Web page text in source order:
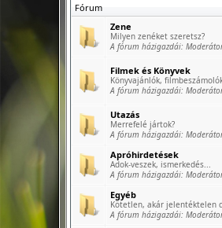
Fórum
Zene
Milyen zenéket szeretsz?
A fórum házigazdái:
Filmek és Könyvek
Könyvajánlók,
A fórum házigazdái:
Utazás
Merrefelé jártok?
A fórum házigazdái:
Apróhirdetések
Adok-veszek, ismerkedés...
A fórum házigazdái:
Egyéb
Kötetlen, akár jelentéktelen
A fórum házigazdái: